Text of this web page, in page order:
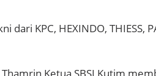
dari KPC, HEXINDO, THIESS,
Ketua SBSI Kutim